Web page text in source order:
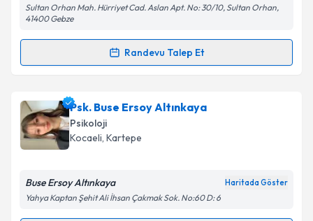
Metni'ni okudum ve kişisel verilerimin belirtilen
kapsamda işlenmesini kabul ediyorum.
Takvim Talebini Gönder
Sultan Orhan Mah. Hürriyet Cad. Aslan Apt. No: 30/10, Sultan Orhan,
41400 Gebze
Randevu Talep Et
Randevu Takvimi Talebi
Psk. Ezgi Akyürek Ayyıldıziçin randevu takvimi talebi
oluşturun. Size bu uzmandan randevu almanız için bir
takvim hazırlandığında e-posta ile bilgilendireceğiz.
Psk. Buse Ersoy Altınkaya
Psikoloji
Kocaeli, Kartepe
Buse Ersoy Altınkaya Haritada Göster
Yahya Kaptan Şehit Ali İhsan Çakmak Sok. No:60 D: 6